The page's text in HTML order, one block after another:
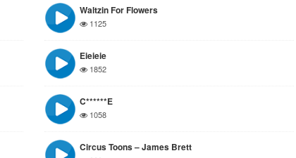
Waltzin For Flowers
1125
Eieieie
1852
C******e
1058
Circus Toons – James Brett